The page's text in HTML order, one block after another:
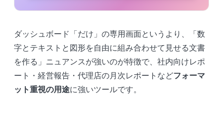
ダッシュボード「だけ」の専用画面というより、「数
字とテキストと図形を自由に組み合わせて見せる文書
を作る」ニュアンスが強いのが特徴で、社内向けレポ
ート・経営報告・代理店の月次レポートなどフォーマ
ット重視の用途に強いツールです。